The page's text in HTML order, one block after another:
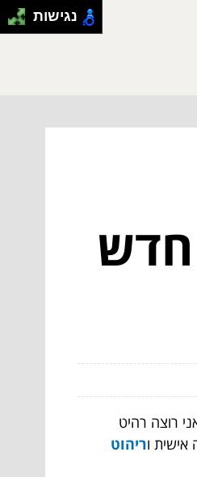
חדש
רוצה רהיט
וריהוט
נגישות